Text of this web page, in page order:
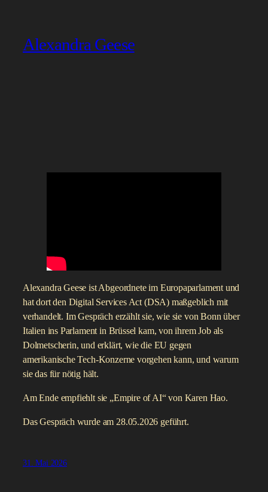
Alexandra Geese
Alexandra Geese ist Abgeordnete im Europaparlament und
hat dort den Digital Services Act (DSA) maßgeblich mit
verhandelt. Im Gespräch erzählt sie, wie sie von Bonn über
Italien ins Parlament in Brüssel kam, von ihrem Job als
Dolmetscherin, und erklärt, wie die EU gegen
amerikanische Tech-Konzerne vorgehen kann, und warum
sie das für nötig hält.
Am Ende empfiehlt sie „Empire of AI“ von Karen Hao.
Das Gespräch wurde am 28.05.2026 geführt.
31. Mai 2026